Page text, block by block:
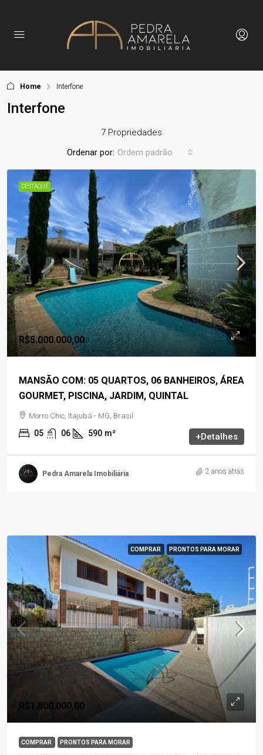
Home Interfone
Interfone
7 Propriedades
Ordenar por: Ordem padrão
DESTAQUE
R$5.000.000,00
MANSÃO COM: 05 QUARTOS, 06 BANHEIROS, ÁREA
GOURMET, PISCINA, JARDIM, QUINTAL
Morro Chic, Itajubá - MG, Brasil
05 06 590 m² +Detalhes
Pedra Amarela Imobiliária 2 anos atrás
COMPRAR PRONTOS PARA MORAR
R$1.800.000,00
COMPRAR PRONTOS PARA MORAR